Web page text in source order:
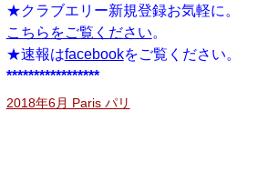
★クラブエリー新規登録お気軽に。
こちらをご覧ください。
★速報はfacebookをご覧ください。
*****************
2018年6月 Paris パリ